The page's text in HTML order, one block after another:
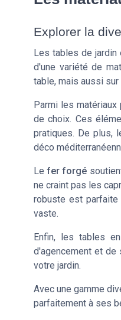
Explorer la
Les tables de jardin
d'une variété de
table, mais aussi
Parmi les
de choix. Ces
pratiques. De plus,
déco
Lefer forgé
ne craint pas les
robuste est
vaste.
Enfin, les tables
d'agencement et
votre jardin.
Avec une gamme
parfaitement à ses